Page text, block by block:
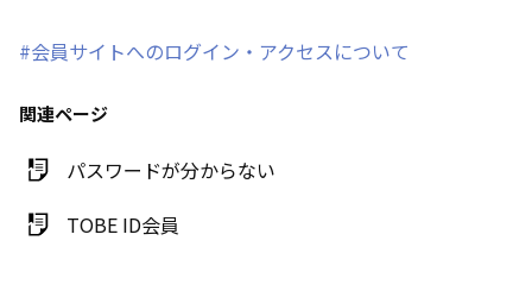
#会員サイトへのログイン・アクセスについて
関連ページ
パスワードが分からない
TOBE ID会員